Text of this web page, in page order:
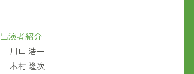
出演者紹介
川口 浩一
木村 隆次